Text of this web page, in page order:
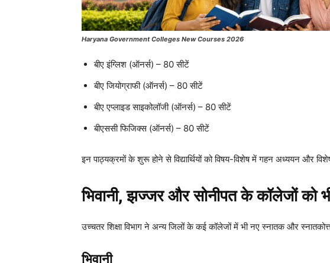
Haryana Government Colleges New Courses 2026
बीए इंग्लिश (ऑनर्स) – 80 सीटें
बीए जियोग्राफी (ऑनर्स) – 80 सीटें
बीए एप्लाइड साइकोलॉजी (ऑनर्स) – 80 सीटें
बीएससी फिजिक्स (ऑनर्स) – 80 सीटें
इन पाठ्यक्रमों के शुरू होने से विद्यार्थियों को विषय-विशेष में गहन अध्ययन और
भिवानी, झज्जर और सोनीपत के कॉलेजों को
उच्चतर शिक्षा विभाग ने अन्य जिलों के कई कॉलेजों में भी नए स्नातक और
भिवानी